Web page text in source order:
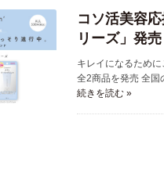
コソ活美容
リーズ」発売
キレイになるため
全2商品を発売 全
続きを読む »